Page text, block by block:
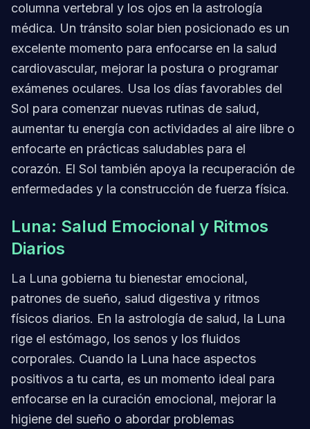
columna vertebral y los ojos en la astrología
médica. Un tránsito solar bien posicionado es un
excelente momento para enfocarse en la salud
cardiovascular, mejorar la postura o programar
exámenes oculares. Usa los días favorables del
Sol para comenzar nuevas rutinas de salud,
aumentar tu energía con actividades al aire libre o
enfocarte en prácticas saludables para el
corazón. El Sol también apoya la recuperación de
enfermedades y la construcción de fuerza física.
Luna: Salud Emocional y Ritmos
Diarios
La Luna gobierna tu bienestar emocional,
patrones de sueño, salud digestiva y ritmos
físicos diarios. En la astrología de salud, la Luna
rige el estómago, los senos y los fluidos
corporales. Cuando la Luna hace aspectos
positivos a tu carta, es un momento ideal para
enfocarse en la curación emocional, mejorar la
higiene del sueño o abordar problemas